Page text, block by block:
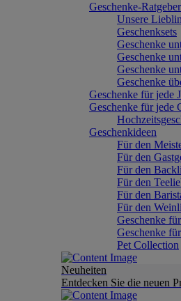
Geschenke-Ratgeber
Unsere
Geschenksets
Geschenke
Geschenke
Geschenke
Geschenke
Geschenke für jede
Geschenke für jede
Geschenkideen
Für den
Für den
Für den
Für den
Für den
Für den
Geschenke
Geschenke
Pet Collection
Neuheiten
Entdecken Sie die neuen